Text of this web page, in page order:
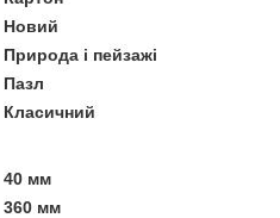
Новий
Природа і пейзажі
Пазл
Класичний
40 мм
360 мм